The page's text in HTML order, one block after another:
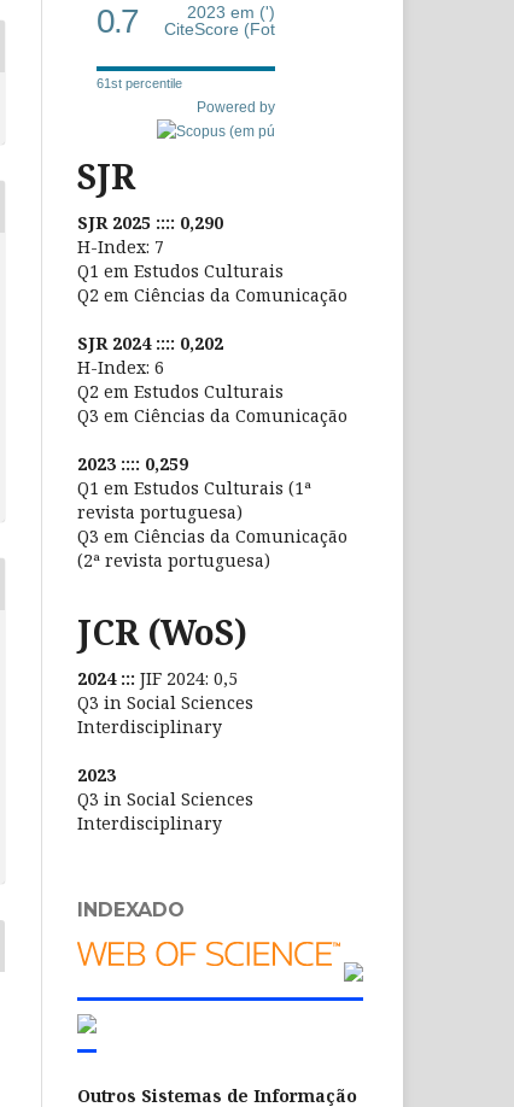
0.7
2023 em (')
CiteScore (Fot
61st percentile
Powered by
SJR
SJR 2025 :::: 0,290
H-Index: 7
Q1 em Estudos Culturais
Q2 em Ciências da Comunicação
SJR 2024 :::: 0,202
H-Index: 6
Q2 em Estudos Culturais
Q3 em Ciências da Comunicação
2023 :::: 0,259
Q1 em Estudos Culturais (1ª
revista portuguesa)
Q3 em Ciências da Comunicação
(2ª revista portuguesa)
JCR (WoS)
2024 ::: JIF 2024: 0,5
Q3 in Social Sciences
Interdisciplinary
2023
Q3 in Social Sciences
Interdisciplinary
INDEXADO
Outros Sistemas de Informação